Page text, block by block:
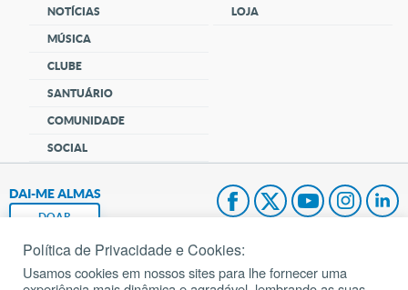
NOTÍCIAS
MÚSICA
CLUBE
SANTUÁRIO
COMUNIDADE
SOCIAL
LOJA
DAI-ME ALMAS
DOAR
Fundação João Paulo II
Política de Privacidade e Cookies:
Usamos cookies em nossos sites para lhe fornecer uma